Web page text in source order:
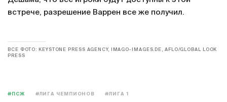
встрече, разрешение Варрен все же получил.
ВСЕ ФОТО: KEYSTONE PRESS AGENCY, IMAGO-IMAGES.DE, AFLO/GLOBAL LOOK
PRESS
#ПСЖ #ЛИГА ЧЕМПИОНОВ #ЛИГА 1